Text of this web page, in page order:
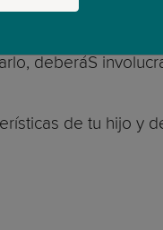
deberáS
de tu hijo y